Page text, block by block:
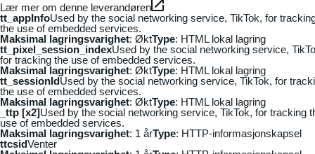
Lær mer om denne leverandøren
tt_appInfoUsed by the social networking service, TikTok, for
the use of embedded services.
Maksimal lagringsvarighet: ØktType: HTML lokal lagring
tt_pixel_session_indexUsed by the social networking service,
for tracking the use of embedded services.
Maksimal lagringsvarighet: ØktType: HTML lokal lagring
tt_sessionIdUsed by the social networking service, TikTok, for
the use of embedded services.
Maksimal lagringsvarighet: ØktType: HTML lokal lagring
_ttp [x2]Used by the social networking service, TikTok, for tracking
use of embedded services.
Maksimal lagringsvarighet: 1 årType: HTTP-informasjonskapsel
ttcsidVenter